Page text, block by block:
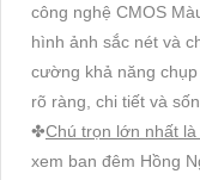
công nghệ CMOS
hình ảnh sắc nét và
cường khả năng
rõ ràng, chi tiết và
✤Chú trọn lớn nhất là
xem ban đêm Hồng